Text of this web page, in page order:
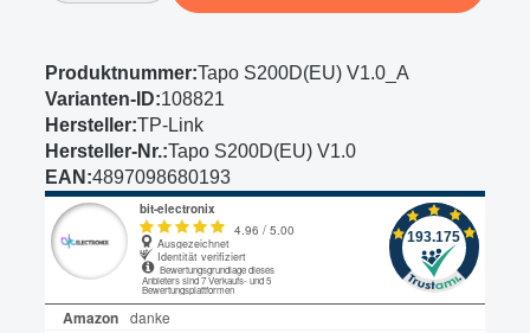
Produktnummer:Tapo S200D(EU) V1.0_A
Varianten-ID:108821
Hersteller:TP-Link
Hersteller-Nr.:Tapo S200D(EU) V1.0
EAN:4897098680193